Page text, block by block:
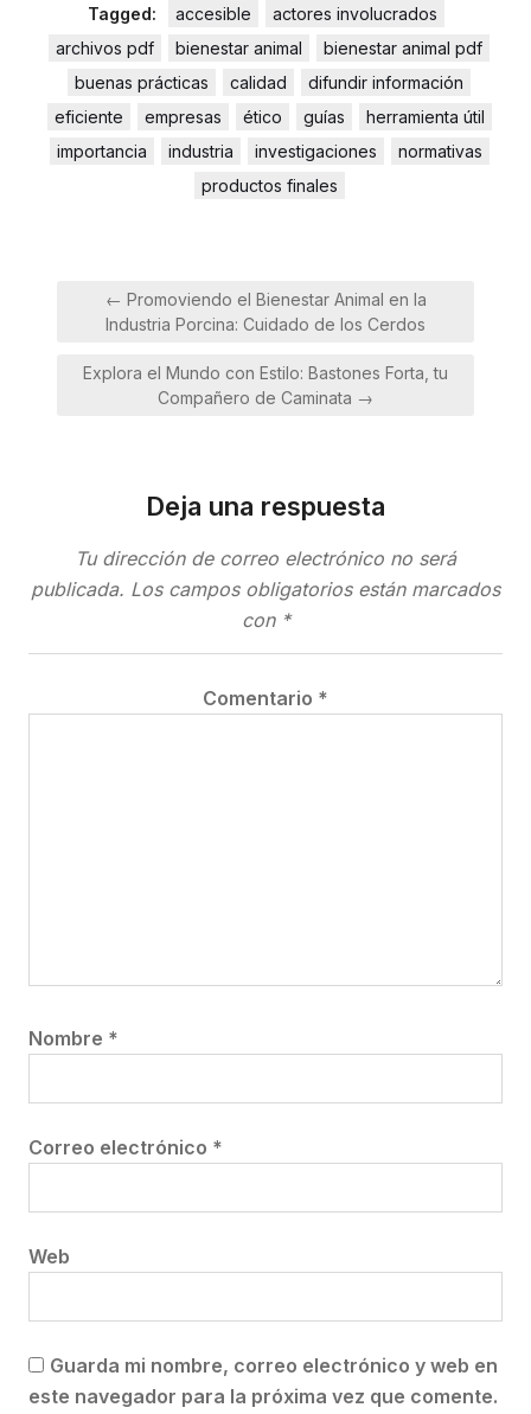
Tagged: accesible
actores involucrados
archivos pdf
bienestar animal
bienestar animal pdf
buenas prácticas
calidad
difundir información
eficiente
empresas ético guías
herramienta útil
importancia
industria investigaciones
normativas
productos finales
Navegación
← Promoviendo el Bienestar Animal en la
Industria Porcina: Cuidado de los Cerdos
Explora el Mundo con Estilo: Bastones Forta, tu
Compañero de Caminata →
Deja una respuesta
Tu dirección de correo electrónico no será
publicada. Los campos obligatorios están marcados
con *
Comentario *
Nombre *
Correo electrónico *
Web
Guarda mi nombre, correo electrónico y web en
este navegador para la próxima vez que comente.